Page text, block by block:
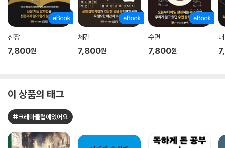
신장
7,800원
체간
7,800원
수면
7,800원
이 상품의 태그
#크레마클럽에있어요